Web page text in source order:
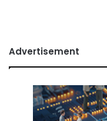
Advertisement